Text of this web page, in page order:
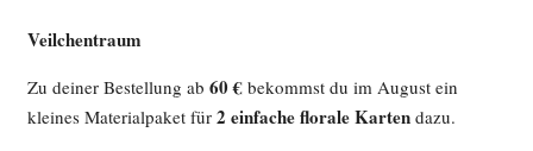
Veilchentraum
Zu deiner Bestellung ab 60 €bekommst du im August ein
kleines Materialpaket für 2 einfache florale Kartendazu.